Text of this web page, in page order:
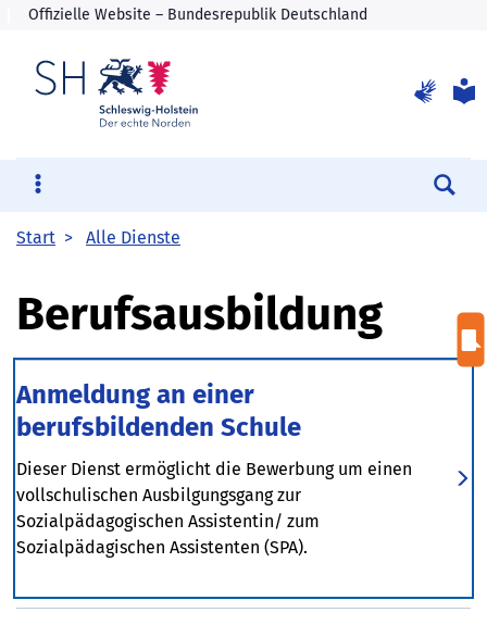
Start Alle Dienste
Berufsausbildung
Anmeldung an einer
berufsbildenden Schule
Dieser Dienst ermöglicht die Bewerbung um einen
vollschulischen Ausbilgungsgang zur
Sozialpädagogischen Assistentin/ zum
Sozialpädagischen Assistenten (SPA).